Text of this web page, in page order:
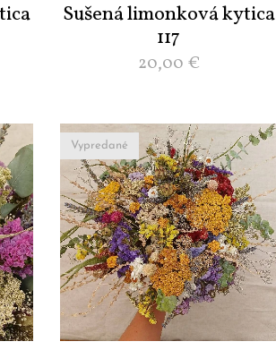
Sušená limonková kytica
117
20,00 €
Vypredané